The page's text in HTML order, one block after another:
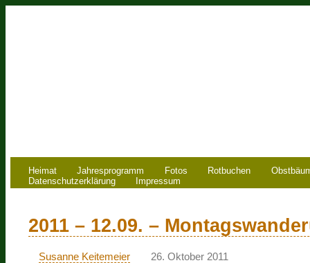
Heimat Jahresprogramm Fotos Rotbuchen
Datenschutzerklärung
Impressum
2011 – 12.09. –
Susanne Keitemeier 26. Oktober 2011